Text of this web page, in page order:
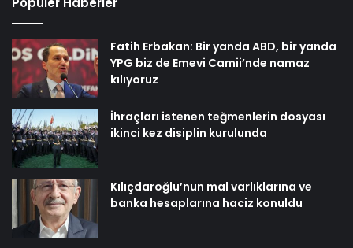
Fatih Erbakan: Bir yanda ABD, bir yanda
YPG biz de Emevi Camii’nde namaz
kılıyoruz
İhraçları istenen teğmenlerin dosyası
ikinci kez disiplin kurulunda
Kılıçdaroğlu’nun mal varlıklarına ve
banka hesaplarına haciz konuldu